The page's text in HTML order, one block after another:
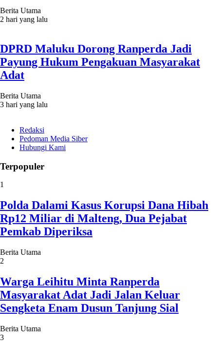
Berita Utama
2 hari yang lalu
DPRD Maluku Dorong Ranperda Jadi
Payung Hukum Pengakuan Masyarakat
Adat
Berita Utama
3 hari yang lalu
Redaksi
Pedoman Media Siber
Hubungi Kami
Terpopuler
1
Polda Dalami Kasus Korupsi Dana Hibah
Rp12 Miliar di Malteng, Dua Pejabat
Pemkab Diperiksa
Berita Utama
2
Warga Leihitu Minta Ranperda
Masyarakat Adat Jadi Jalan Keluar
Sengketa Enam Dusun Tanjung Sial
Berita Utama
3